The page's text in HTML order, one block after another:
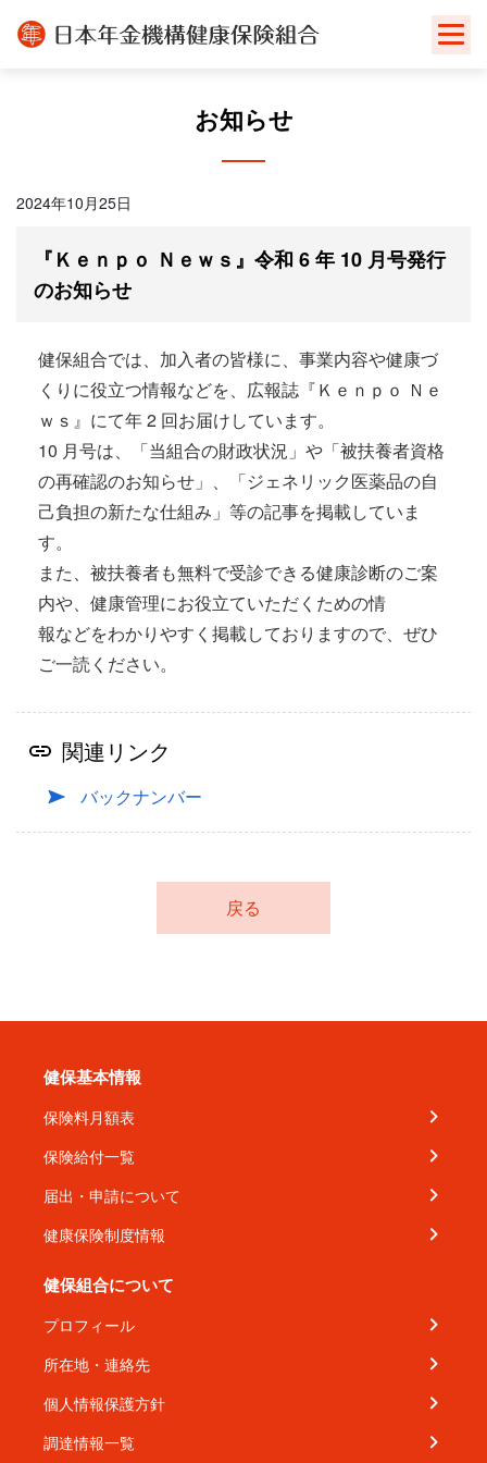
お知らせ
2024年10月25日
『Ｋｅｎｐｏ Ｎｅｗｓ』令和 6 年 10 月号発行
のお知らせ
健保組合では、加入者の皆様に、事業内容や健康づ
くりに役立つ情報などを、広報誌『Ｋｅｎｐｏ Ｎｅ
ｗｓ』にて年 2 回お届けしています。
10 月号は、「当組合の財政状況」や「被扶養者資格
の再確認のお知らせ」、「ジェネリック医薬品の自
己負担の新たな仕組み」等の記事を掲載していま
す。
また、被扶養者も無料で受診できる健康診断のご案
内や、健康管理にお役立ていただくための情
報などをわかりやすく掲載しておりますので、ぜひ
ご一読ください。
関連リンク
バックナンバー
戻る
健保基本情報
保険料月額表
保険給付一覧
届出・申請について
健康保険制度情報
健保組合について
プロフィール
所在地・連絡先
個人情報保護方針
調達情報一覧